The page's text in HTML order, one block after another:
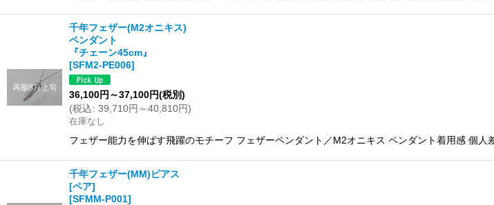
千年フェザー(M2オニキス)
ペンダント
『チェーン45cm』
[SFM2-PE006]
36,100円 ～37,100円(税別)
(税込: 39,710円 ～40,810円)
在庫なし
フェザー能力を伸ばす飛躍のモチーフ フェザーペンダント／M2オニキス ペンダント着用感 個
千年フェザー(MM)ピアス
[ペア]
[SFMM-P001]